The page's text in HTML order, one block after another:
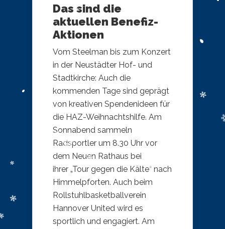
Das sind die
aktuellen Benefiz-
Aktionen
Vom Steelman bis zum Konzert
in der Neustädter Hof- und
Stadtkirche: Auch die
kommenden Tage sind geprägt
von kreativen Spendenideen für
die HAZ-Weihnachtshilfe. Am
Sonnabend sammeln
Radsportler um 8.30 Uhr vor
dem Neuen Rathaus bei
ihrer „Tour gegen die Kälte“ nach
Himmelpforten. Auch beim
Rollstuhlbasketballverein
Hannover United wird es
sportlich und engagiert. Am